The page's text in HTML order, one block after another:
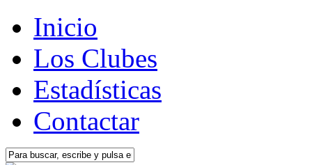
Inicio
Los Clubes
Estadísticas
Contactar